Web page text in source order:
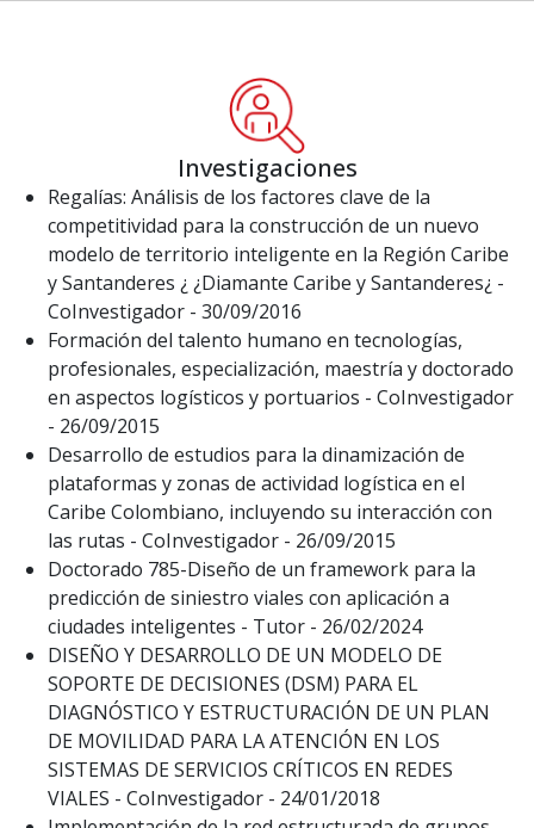
Investigaciones
Regalías: Análisis de los factores clave de la
competitividad para la construcción de un nuevo
modelo de territorio inteligente en la Región Caribe
y Santanderes ¿ ¿Diamante Caribe y Santanderes¿ -
CoInvestigador - 30/09/2016
Formación del talento humano en tecnologías,
profesionales, especialización, maestría y doctorado
en aspectos logísticos y portuarios - CoInvestigador
- 26/09/2015
Desarrollo de estudios para la dinamización de
plataformas y zonas de actividad logística en el
Caribe Colombiano, incluyendo su interacción con
las rutas - CoInvestigador - 26/09/2015
Doctorado 785-Diseño de un framework para la
predicción de siniestro viales con aplicación a
ciudades inteligentes - Tutor - 26/02/2024
DISEÑO Y DESARROLLO DE UN MODELO DE
SOPORTE DE DECISIONES (DSM) PARA EL
DIAGNÓSTICO Y ESTRUCTURACIÓN DE UN PLAN
DE MOVILIDAD PARA LA ATENCIÓN EN LOS
SISTEMAS DE SERVICIOS CRÍTICOS EN REDES
VIALES - CoInvestigador - 24/01/2018